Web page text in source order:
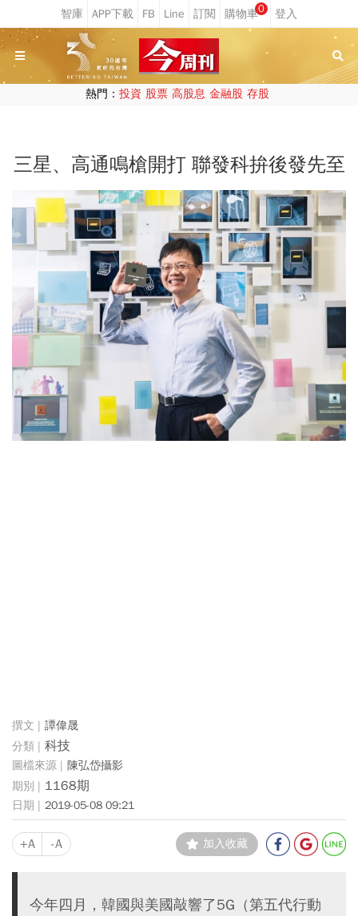
0
熱門： 投資 股票 高股息 金融股 存股
三星、高通鳴槍開打 聯發科拚後發先至
譚偉晟
科技
陳弘岱攝影
1168期
2019-05-08 09:21
+A -A 加入收藏
今年四月，韓國與美國敲響了5G（第五代行動